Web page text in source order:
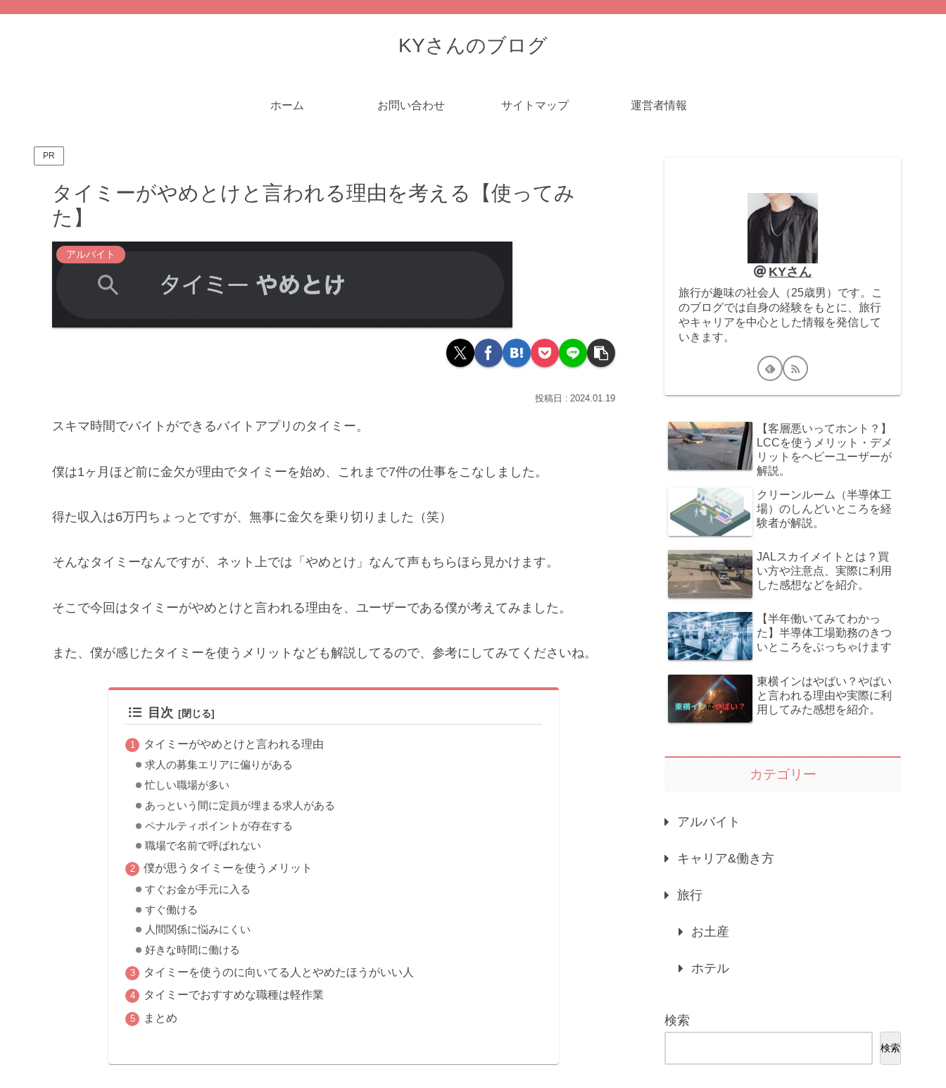
KYさんのブログ
ホーム お問い合わせ サイトマップ 運営者情報
PR
タイミーがやめとけと言われる理由を考える【使ってみ
た】
アルバイト
2024.01.19
スキマ時間でバイトができるバイトアプリのタイミー。
僕は1ヶ月ほど前に金欠が理由でタイミーを始め、これまで7件の仕事をこなしました。
得た収入は6万円ちょっとですが、無事に金欠を乗り切りました（笑）
そんなタイミーなんですが、ネット上では「やめとけ」なんて声もちらほら見かけます。
そこで今回はタイミーがやめとけと言われる理由を、ユーザーである僕が考えてみました。
また、僕が感じたタイミーを使うメリットなども解説してるので、参考にしてみてくださいね。
目次
タイミーがやめとけと言われる理由
求人の募集エリアに偏りがある
忙しい職場が多い
あっという間に定員が埋まる求人がある
ペナルティポイントが存在する
職場で名前で呼ばれない
僕が思うタイミーを使うメリット
すぐお金が手元に入る
すぐ働ける
人間関係に悩みにくい
好きな時間に働ける
タイミーを使うのに向いてる人とやめたほうがいい人
タイミーでおすすめな職種は軽作業
まとめ
KYさん
旅行が趣味の社会人（25歳男）です。こ
のブログでは自身の経験をもとに、旅行
やキャリアを中心とした情報を発信して
いきます。
【客層悪いってホント？】
LCCを使うメリット・デメ
リットをヘビーユーザーが
解説。
クリーンルーム（半導体工
場）のしんどいところを経
験者が解説。
JALスカイメイトとは？買
い方や注意点、実際に利用
した感想などを紹介。
【半年働いてみてわかっ
た】半導体工場勤務のきつ
いところをぶっちゃけます
東横インはやばい？やばい
と言われる理由や実際に利
用してみた感想を紹介。
カテゴリー
アルバイト
キャリア&働き方
旅行
お土産
ホテル
検索
検索